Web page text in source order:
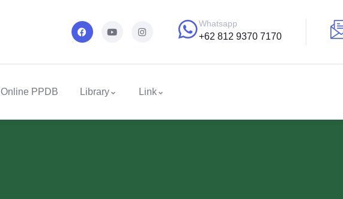
Whatsapp
+62 812 9370 7170
Online PPDB Library Link